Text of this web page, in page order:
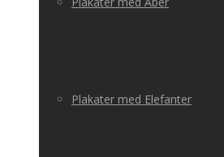
Plakater med Elefanter